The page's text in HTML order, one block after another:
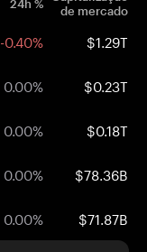
24h %
de mercado
-0.40% $1.29T
0.00% $0.23T
0.00% $0.18T
0.00% $78.36B
0.00% $71.87B